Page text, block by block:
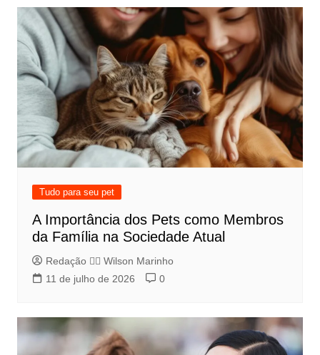
Tudo para seu pet
A Importância dos Pets como Membros
da Família na Sociedade Atual
Redação 👨‍⚖️​ Wilson Marinho
11 de julho de 2026
0